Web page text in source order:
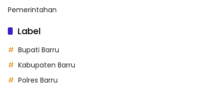
Pemerintahan
Label
Bupati Barru
Kabupaten Barru
Polres Barru